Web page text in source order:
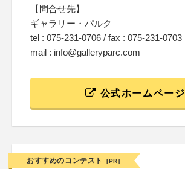
【問合せ先】
ギャラリー・パルク
tel : 075-231-0706 / fax : 075-231-0703
mail : info@galleryparc.com
公式ホームページ
おすすめのコンテスト [PR]